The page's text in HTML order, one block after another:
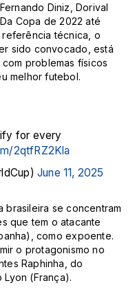
Diniz, Dorival
Copa de 2022 até
técnica, o
sido convocado, está
problemas físicos
melhor futebol.
for every
2qtfRZ2Kla
June 11, 2025
brasileira se concentram
que tem o atacante
como expoente.
o protagonismo no
Raphinha, do
(França).